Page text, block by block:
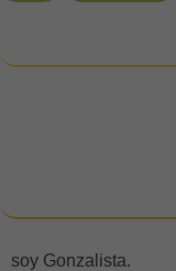
soy Gonzalista.